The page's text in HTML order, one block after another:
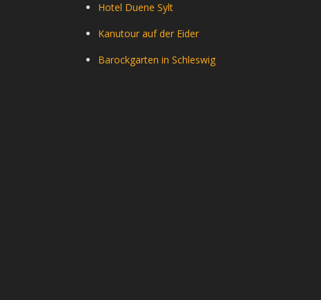
Hotel Duene Sylt
Kanutour auf der Eider
Barockgarten in Schleswig